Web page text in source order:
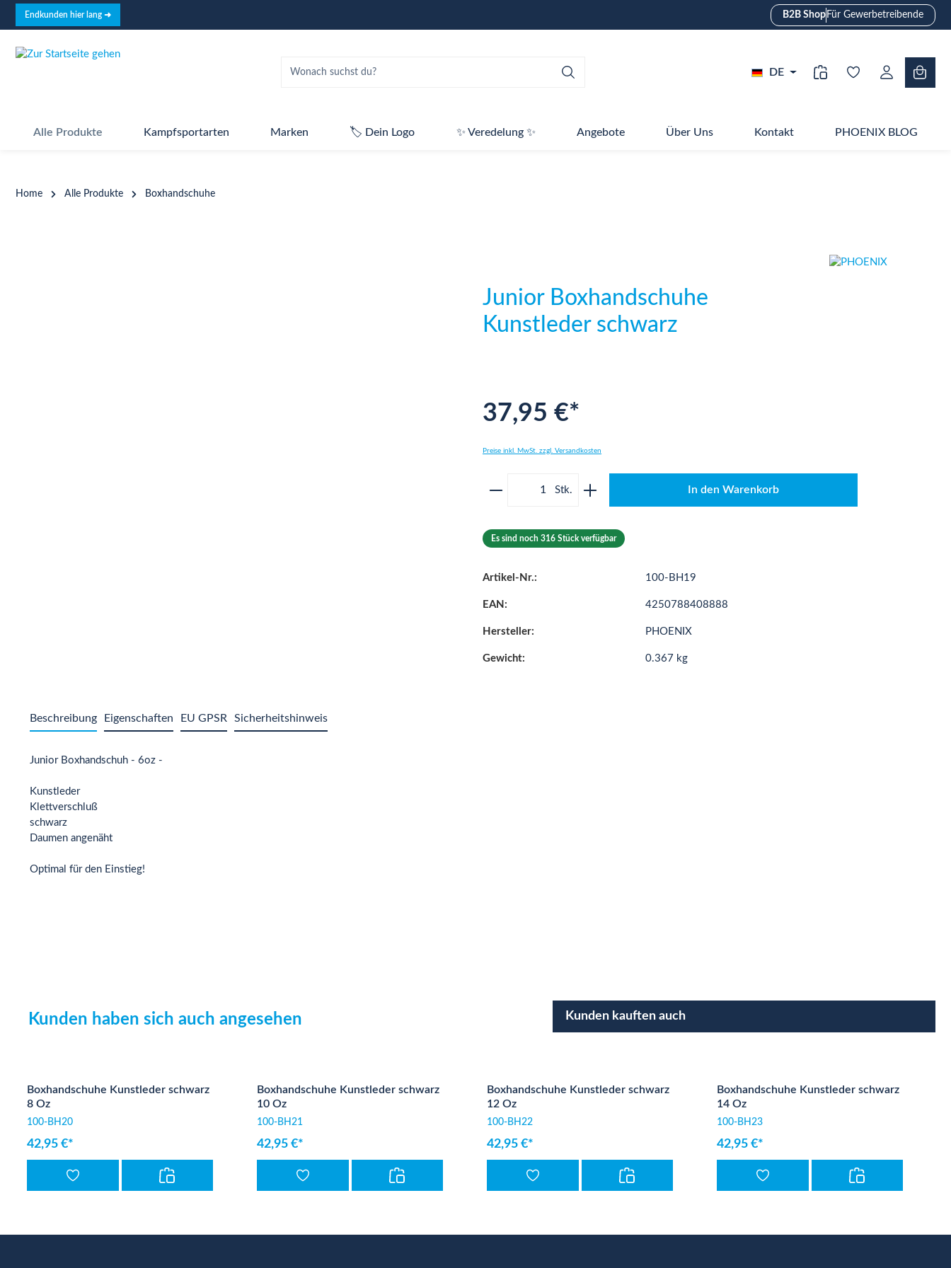
Zur Hauptnavigation springen
Endkunden hier lang ➜ B2B Shop Für Gewerbetreibende
DE
Alle Produkte Kampfsportarten Marken 🏷️ Dein Logo ✨ Veredelung ✨ Angebote Über Uns Kontakt PHOENIX BLOG
Home Alle Produkte Boxhandschuhe
Junior Boxhandschuhe
Kunstleder schwarz
37,95 €*
Preise inkl. MwSt. zzgl. Versandkosten
Produkt Anzahl: Gib den gewünschten Wert ein oder benutze
In den Warenkorb
Es sind noch 316 Stück verfügbar
Artikel-Nr.: 100-BH19
EAN: 4250788408888
Hersteller: PHOENIX
Gewicht: 0.367 kg
Beschreibung Eigenschaften EU GPSR Sicherheitshinweis
Junior Boxhandschuh - 6oz -
Kunstleder
Klettverschluß
schwarz
Daumen angenäht
Optimal für den Einstieg!
Kunden haben sich auch angesehen Kunden kauften auch
Boxhandschuhe Kunstleder schwarz
8 Oz
100-BH20
42,95 €*
Boxhandschuhe Kunstleder schwarz
10 Oz
100-BH21
42,95 €*
Boxhandschuhe Kunstleder schwarz
12 Oz
100-BH22
42,95 €*
Boxhandschuhe Kunstleder schwarz
14 Oz
100-BH23
42,95 €*